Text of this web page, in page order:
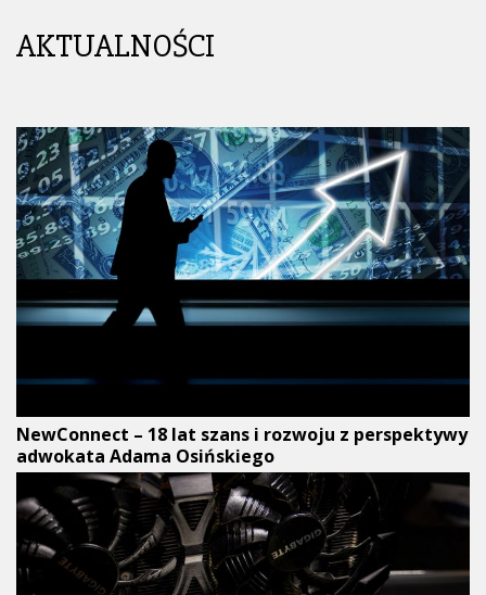
AKTUALNOŚCI
NewConnect – 18 lat szans i rozwoju z perspektywy
adwokata Adama Osińskiego